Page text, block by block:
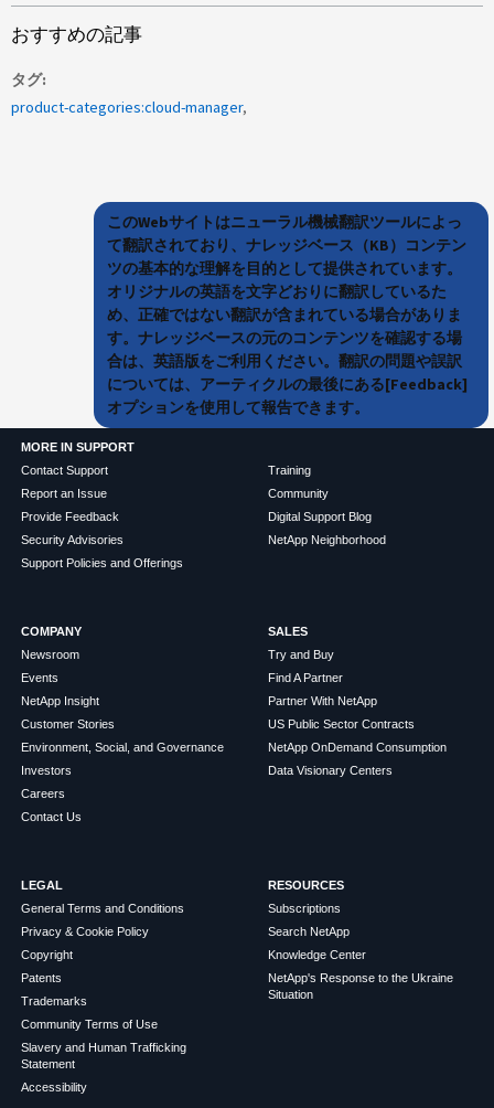
おすすめの記事
タグ
product-categories:cloud-manager
このWebサイトはニューラル機械翻訳ツールによっ
て翻訳されており、ナレッジベース（KB）コンテン
ツの基本的な理解を目的として提供されています。
オリジナルの英語を文字どおりに翻訳しているた
め、正確ではない翻訳が含まれている場合がありま
す。ナレッジベースの元のコンテンツを確認する場
合は、英語版をご利用ください。翻訳の問題や誤訳
については、アーティクルの最後にある[Feedback]
オプションを使用して報告できます。
MORE IN SUPPORT
Contact Support
Report an Issue
Provide Feedback
Security Advisories
Support Policies and Offerings
Training
Community
Digital Support Blog
NetApp Neighborhood
COMPANY
Newsroom
Events
NetApp Insight
Customer Stories
Environment, Social, and Governance
Investors
Careers
Contact Us
SALES
Try and Buy
Find A Partner
Partner With NetApp
US Public Sector Contracts
NetApp OnDemand Consumption
Data Visionary Centers
LEGAL
General Terms and Conditions
Privacy & Cookie Policy
Copyright
Patents
Trademarks
Community Terms of Use
Slavery and Human Trafficking
Statement
Accessibility
RESOURCES
Subscriptions
Search NetApp
Knowledge Center
NetApp's Response to the Ukraine
Situation